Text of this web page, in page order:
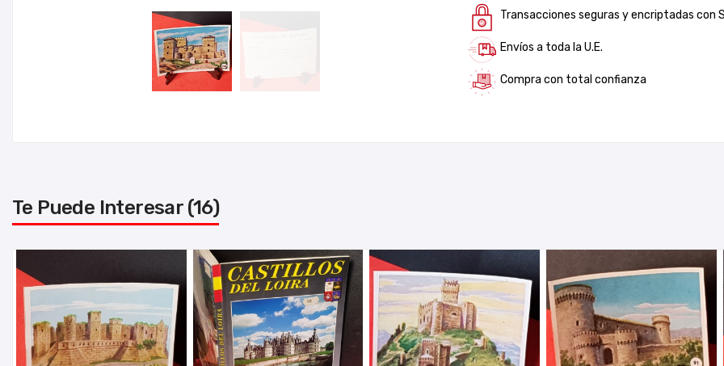
Transacciones seguras y encriptadas con
Envíos a toda la U.E.
Compra con total confianza
Te Puede Interesar (16)